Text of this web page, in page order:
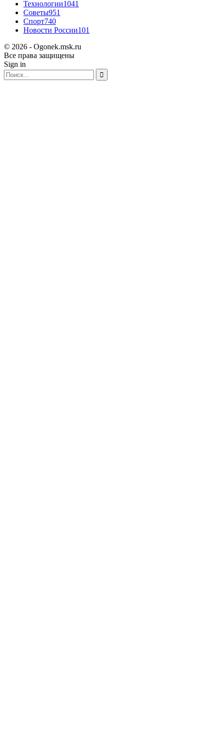
Технологии1041
Советы951
Спорт740
Новости России101
© 2026 - Ogonek.msk.ru
Все права защищены
Sign in